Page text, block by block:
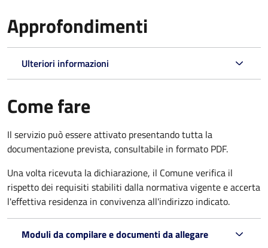
Approfondimenti
Ulteriori informazioni
Come fare
Il servizio può essere attivato presentando tutta la
documentazione prevista, consultabile in formato PDF.
Una volta ricevuta la dichiarazione, il Comune verifica il
rispetto dei requisiti stabiliti dalla normativa vigente e accerta
l'effettiva residenza in convivenza all'indirizzo indicato.
Moduli da compilare e documenti da allegare